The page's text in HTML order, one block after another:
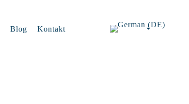
Blog Kontakt